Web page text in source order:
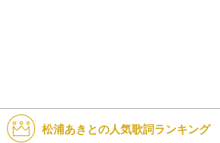
松浦あきとの人気歌詞ランキング